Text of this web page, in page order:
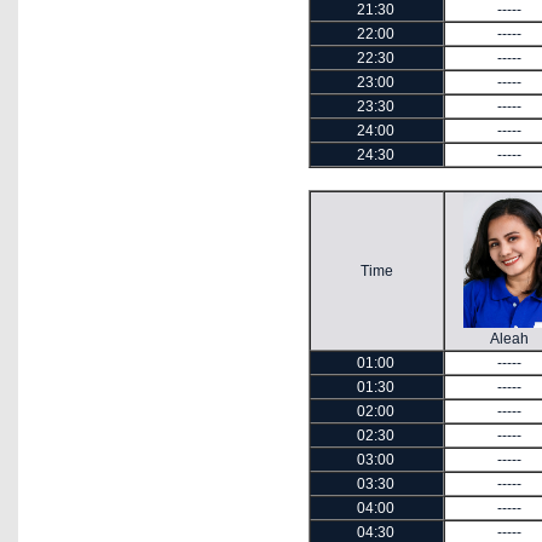
21:30
-----
22:00
-----
22:30
-----
23:00
-----
23:30
-----
24:00
-----
24:30
-----
Time
Aleah
01:00
-----
01:30
-----
02:00
-----
02:30
-----
03:00
-----
03:30
-----
04:00
-----
04:30
-----